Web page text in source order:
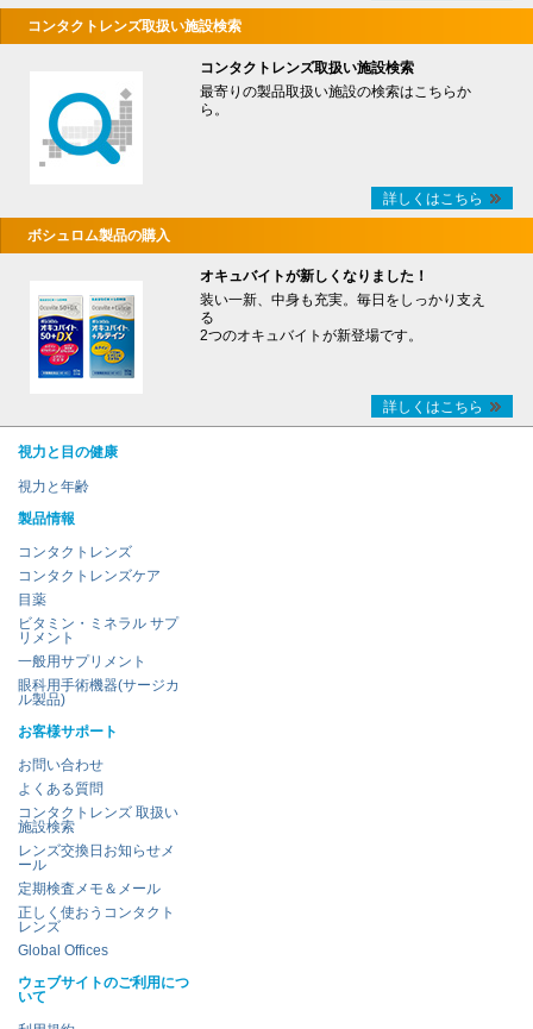
コンタクトレンズ取扱い施設検索
コンタクトレンズ取扱い施設検索
最寄りの製品取扱い施設の検索はこちらか
ら。
詳しくはこちら
ボシュロム製品の購入
オキュバイトが新しくなりました！
装い一新、中身も充実。毎日をしっかり支え
る
2つのオキュバイトが新登場です。
詳しくはこちら
視力と目の健康
視力と年齢
製品情報
コンタクトレンズ
コンタクトレンズケア
目薬
ビタミン・ミネラル サプ
リメント
一般用サプリメント
眼科用手術機器(サージカ
ル製品)
お客様サポート
お問い合わせ
よくある質問
コンタクトレンズ 取扱い
施設検索
レンズ交換日お知らせメ
ール
定期検査メモ＆メール
正しく使おうコンタクト
レンズ
Global Offices
ウェブサイトのご利用につ
いて